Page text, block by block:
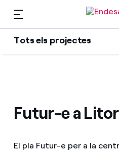
Tots els projectes
Social projectes
Llars
CA
Futur-e a
El pla Futur-e per a la